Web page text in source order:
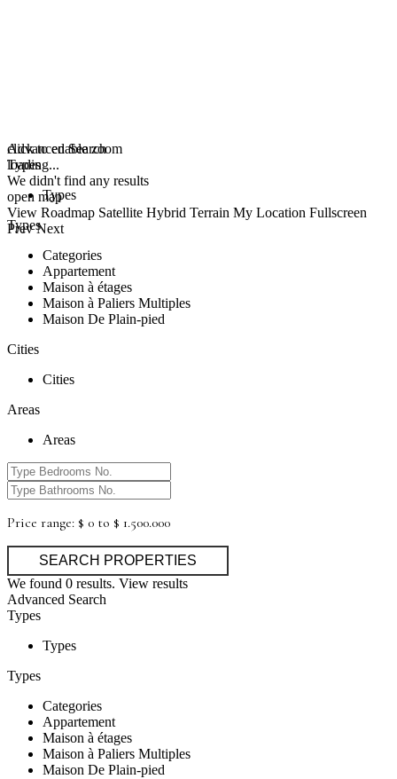
click to enable zoom
loading...
We didn't find any results
open map
View Roadmap Satellite Hybrid Terrain My Location Fullscreen
Prev Next
Advanced Search
Types
Types
Types
Categories
Appartement
Maison à étages
Maison à Paliers Multiples
Maison De Plain-pied
Cities
Cities
Areas
Areas
Price range: $ 0 to $ 1.500.000
We found 0 results. View results
Advanced Search
Types
Types
Types
Categories
Appartement
Maison à étages
Maison à Paliers Multiples
Maison De Plain-pied